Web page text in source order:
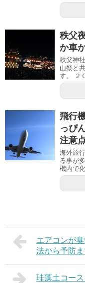
秩父
か車
秩父神
山祭と
す。 ２
飛行
っぴ
注意
海外旅
る事が
機内で
エアコンが
法から予防
珪藻土コー